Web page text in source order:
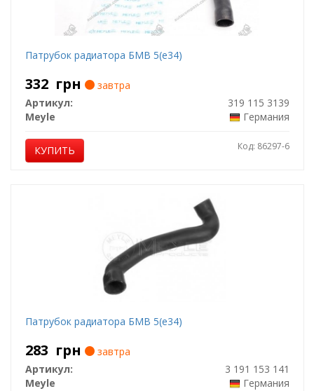
Патрубок радиатора БМВ 5(е34)
332 грн
завтра
Артикул:
319 115 3139
Meyle
Германия
КУПИТЬ Код: 86297-6
Патрубок радиатора БМВ 5(е34)
283 грн
завтра
Артикул:
3 191 153 141
Meyle
Германия